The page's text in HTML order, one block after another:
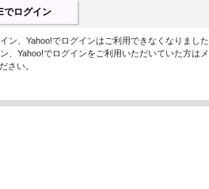
でログイン
ン、Yahoo!でログインはご利用できなくなりました
、Yahoo!でログインをご利用いただいていた方は
さい。